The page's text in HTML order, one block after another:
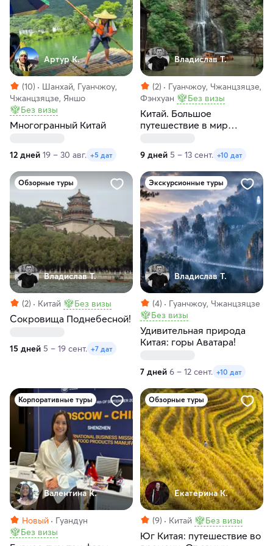
Артур К.
(10)
Шанхай, Гуанчжоу,
Чжанцзяцзе, Яншо
Без визы
Многогранный Китай
12 дней 19 – 30 авг. +5 дат
Владислав Т.
(2)
Гуанчжоу, Чжанцзяцзе,
Фэнхуан
Без визы
Китай. Большое
путешествие в мир
9 дней 5 – 13 сент. +10 дат
Обзорные туры
Владислав Т.
(2) Китай Без визы
Сокровища Поднебесной!
15 дней 5 – 19 сент. +7 дат
Экскурсионные туры
Владислав Т.
(4)
Гуанчжоу, Чжанцзяцзе
Без визы
Удивительная природа
Китая: горы Аватара!
7 дней 6 – 12 сент. +10 дат
Корпоративные туры
Валентина К.
Новый
Гуандун
Без визы
Обзорные туры
Екатерина К.
(9) Китай Без визы
Юг Китая: путешествие во